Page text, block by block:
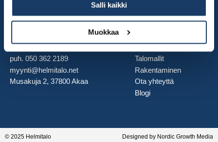
Salli kaikki
Muokkaa
Jätä yhteydenottopyyntö
puh. 050 362 2189
myynti@helmitalo.net
Musakuja 2, 37800 Akaa
Talomallit
Rakentaminen
Ota yhteyttä
Blogi
© 2025 Helmitalo Designed by Nordic Growth Media